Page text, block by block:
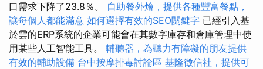
口需求下降了23.8％。 自助餐外燴，提供各種豐富餐點，
讓每個人都能滿意 如何選擇有效的SEO關鍵字 已經引入基
於雲的ERP系統的企業可能會在其數字庫存和倉庫管理中使
用某些人工智能工具。 輔聽器，為聽力有障礙的朋友提供
有效的輔助設備 台中按摩排毒討論區 基隆徵信社，提供可